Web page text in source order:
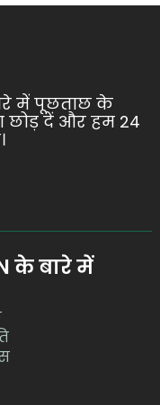
में पूछताछ के
छोड़ दें और हम 24
के बारे में